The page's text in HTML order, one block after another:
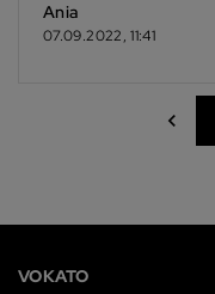
Ania
07.09.2022, 11:41
chevron_left
VOKATO